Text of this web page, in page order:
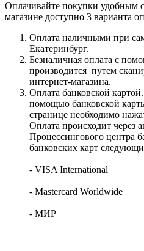
Оплачивайте покупки удобным
магазине доступно 3 варианта
Оплата наличными при
Екатеринбург.
Безналичная оплата с
производится путем
интернет-магазина.
Оплата банковской
помощью банковской
странице необходимо
Оплата происходит через
Процессингового центра
банковских карт
- VISA International
- Mastercard Worldwide
- МИР